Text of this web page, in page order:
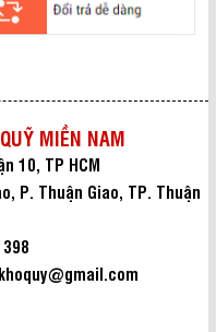
MIỀN NAM
10, TP HCM
P. Thuận Giao, TP. Thuận